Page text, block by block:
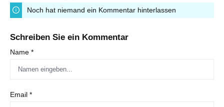
Noch hat niemand ein Kommentar hinterlassen
Schreiben Sie ein Kommentar
Name *
Email *